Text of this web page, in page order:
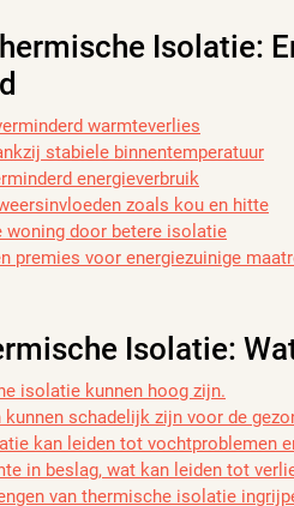
Isolatie:
warmteverlies
stabiele binnentemperatuur
energieverbruik
zoals kou en hitte
woning door betere isolatie
premies voor energiezuinige
Isolatie:
isolatie kunnen hoog zijn.
schadelijk zijn voor de
kan leiden tot vochtproblemen
in beslag, wat kan leiden tot
van thermische isolatie